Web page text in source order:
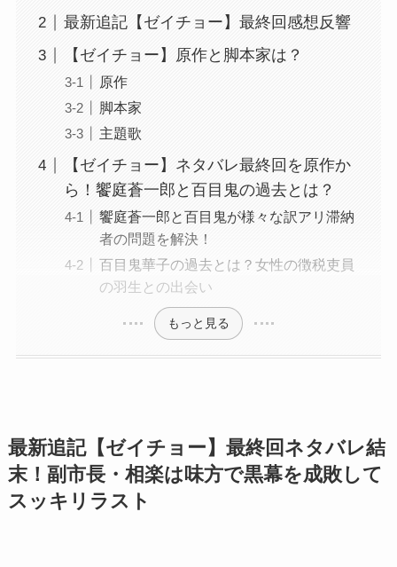
最新追記【ゼイチョー】最終回感想反響
【ゼイチョー】原作と脚本家は？
原作
脚本家
主題歌
【ゼイチョー】ネタバレ最終回を原作か
ら！饗庭蒼一郎と百目鬼の過去とは？
饗庭蒼一郎と百目鬼が様々な訳アリ滞納
者の問題を解決！
百目鬼華子の過去とは？女性の徴税吏員
の羽生との出会い
もっと見る
最新追記【ゼイチョー】最終回ネタバレ結
末！副市長・相楽は味方で黒幕を成敗して
スッキリラスト